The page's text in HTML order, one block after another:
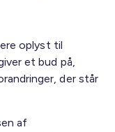
oplyst til
et bud på,
der står
af